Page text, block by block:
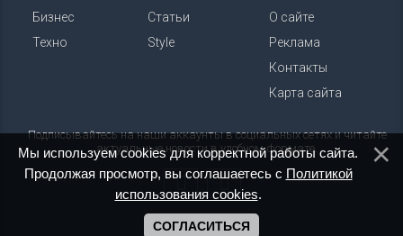
Бизнес
Техно
Статьи
Style
О сайте
Реклама
Контакты
Карта сайта
Подписывайтесь на наши аккаунты в социальных сетях и читайте
актуальные новости в удобном формате.
Мы используем cookies для корректной работы сайта.
Продолжая просмотр, вы соглашаетесь с Политикой
использования cookies.
СОГЛАСИТЬСЯ